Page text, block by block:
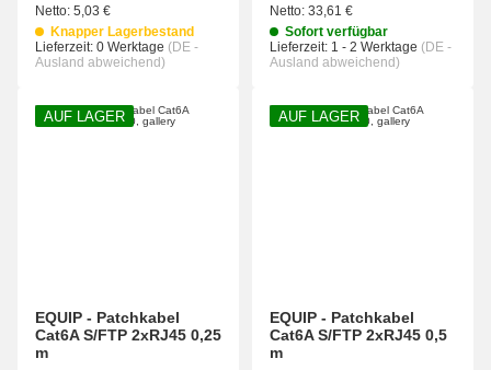
Netto: 5,03 €
Knapper Lagerbestand
Lieferzeit: 0 Werktage (DE -
Ausland abweichend)
Netto: 33,61 €
Sofort verfügbar
Lieferzeit: 1 - 2 Werktage (DE -
Ausland abweichend)
AUF LAGER
EQUIP - Patchkabel
Cat6A S/FTP 2xRJ45 0,25
m
AUF LAGER
EQUIP - Patchkabel
Cat6A S/FTP 2xRJ45 0,5
m